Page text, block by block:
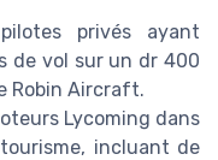
privés ayant
de vol sur un dr 400
Robin Aircraft.
Lycoming dans
incluant de